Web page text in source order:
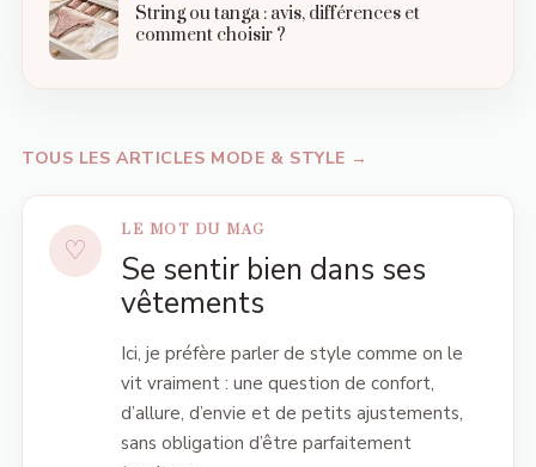
String ou tanga : avis, différences et
comment choisir ?
TOUS LES ARTICLES MODE & STYLE →
LE MOT DU MAG
Se sentir bien dans ses
vêtements
Ici, je préfère parler de style comme on le
vit vraiment : une question de confort,
d’allure, d’envie et de petits ajustements,
sans obligation d’être parfaitement